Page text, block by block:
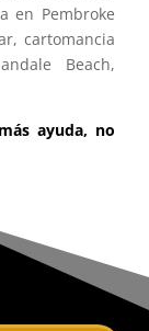
en Pembroke
cartomancia
Beach,
ayuda, no